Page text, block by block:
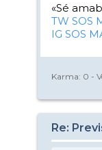
«Sé
TW SOS
IG SOS
Karma: 0 -
Re: